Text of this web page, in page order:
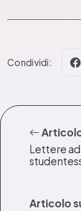
Condividi:
Lettere
Articolo